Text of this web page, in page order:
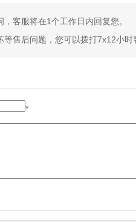
客服将在1个工作日内回复您。
售后问题，您可以拨打7x12小时
*